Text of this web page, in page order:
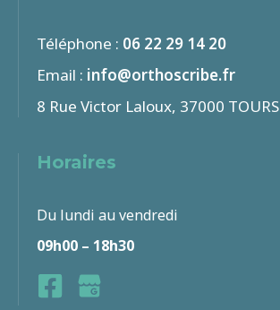
Téléphone : 06 22 29 14 20
Email : info@orthoscribe.fr
8 Rue Victor Laloux, 37000 TOURS
Horaires
Du lundi au vendredi
09h00 – 18h30